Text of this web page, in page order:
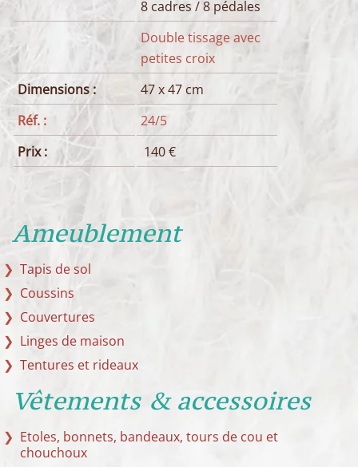
8 cadres / 8 pédales
Double tissage avec
petites croix
Dimensions :
47 x 47 cm
Réf. :
24/5
Prix :
140 €
Ameublement
Tapis de sol
Coussins
Couvertures
Linges de maison
Tentures et rideaux
Vêtements & accessoires
Etoles, bonnets, bandeaux, tours de cou et
chouchoux